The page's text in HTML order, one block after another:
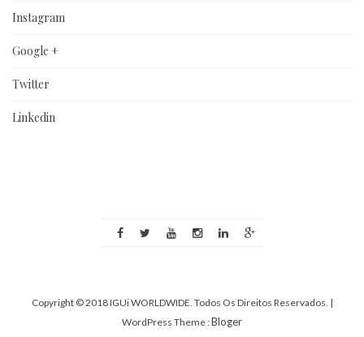
Instagram
Google +
Twitter
Linkedin
Copyright © 2018 IGUi WORLDWIDE. Todos Os Direitos Reservados. |
WordPress Theme :Bloger